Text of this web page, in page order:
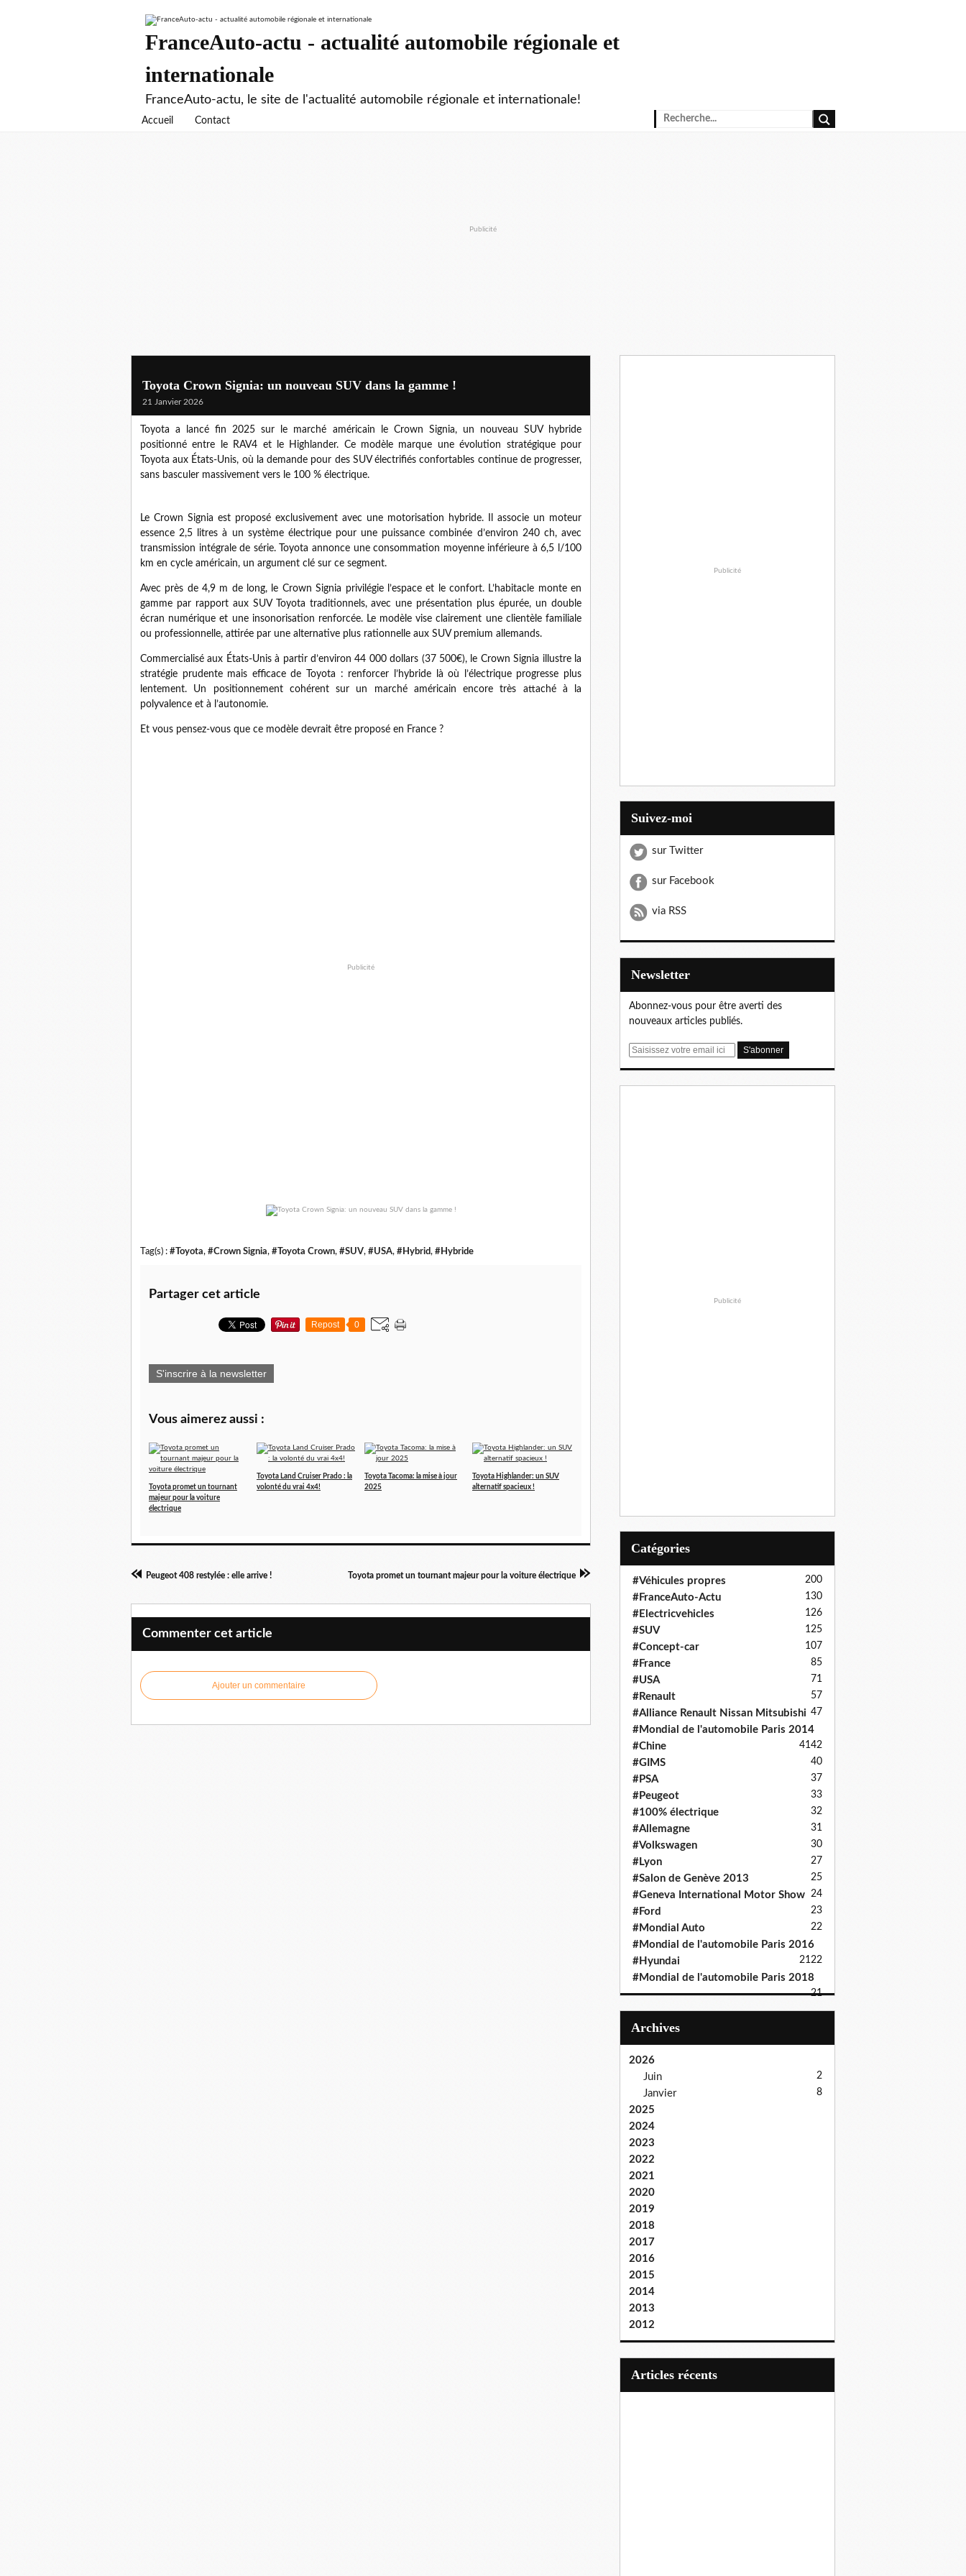
FranceAuto-actu - actualité automobile régionale et
internationale
FranceAuto-actu, le site de l'actualité automobile régionale et internationale!
Accueil Contact
Publicité
Toyota Crown Signia: un nouveau SUV dans la gamme !
21 Janvier 2026
Toyota a lancé fin 2025 sur le marché américain le Crown Signia, un nouveau SUV hybride
positionné entre le RAV4 et le Highlander. Ce modèle marque une évolution stratégique pour
Toyota aux États-Unis, où la demande pour des SUV électrifiés confortables continue de progresser,
sans basculer massivement vers le 100 % électrique.
Le Crown Signia est proposé exclusivement avec une motorisation hybride. Il associe un moteur
essence 2,5 litres à un système électrique pour une puissance combinée d’environ 240 ch, avec
transmission intégrale de série. Toyota annonce une consommation moyenne inférieure à 6,5 l/100
km en cycle américain, un argument clé sur ce segment.
Avec près de 4,9 m de long, le Crown Signia privilégie l’espace et le confort. L’habitacle monte en
gamme par rapport aux SUV Toyota traditionnels, avec une présentation plus épurée, un double
écran numérique et une insonorisation renforcée. Le modèle vise clairement une clientèle familiale
ou professionnelle, attirée par une alternative plus rationnelle aux SUV premium allemands.
Commercialisé aux États-Unis à partir d’environ 44 000 dollars (37 500€), le Crown Signia illustre la
stratégie prudente mais efficace de Toyota : renforcer l’hybride là où l’électrique progresse plus
lentement. Un positionnement cohérent sur un marché américain encore très attaché à la
polyvalence et à l’autonomie.
Et vous pensez-vous que ce modèle devrait être proposé en France ?
Publicité
Tag(s) : #Toyota, #Crown Signia, #Toyota Crown, #SUV, #USA, #Hybrid, #Hybride
Partager cet article
Repost 0
S'inscrire à la newsletter
Vous aimerez aussi :
Toyota promet un tournant
majeur pour la voiture
électrique
Toyota Land Cruiser Prado : la
volonté du vrai 4x4!
Toyota Tacoma: la mise à jour
2025
Toyota Highlander: un SUV
alternatif spacieux !
Peugeot 408 restylée : elle arrive ! Toyota promet un tournant majeur pour la voiture électrique
Commenter cet article
Ajouter un commentaire
Publicité
Suivez-moi
sur Twitter
sur Facebook
via RSS
Newsletter
Abonnez-vous pour être averti des
nouveaux articles publiés.
E
Publicité
Catégories
#Véhicules propres 200
#FranceAuto-Actu 130
#Electricvehicles 126
#SUV 125
#Concept-car 107
#France 85
#USA 71
#Renault 57
#Alliance Renault Nissan Mitsubishi 47
#Mondial de l'automobile Paris 2014
42
#Chine 41
#GIMS 40
#PSA 37
#Peugeot 33
#100% électrique 32
#Allemagne 31
#Volkswagen 30
#Lyon 27
#Salon de Genève 2013 25
#Geneva International Motor Show 24
#Ford 23
#Mondial Auto 22
#Mondial de l'automobile Paris 2016
22
#Hyundai 21
#Mondial de l'automobile Paris 2018
21
Archives
2026
Juin
2
Janvier 8
2025
2024
2023
2022
2021
2020
2019
2018
2017
2016
2015
2014
2013
2012
articles récents